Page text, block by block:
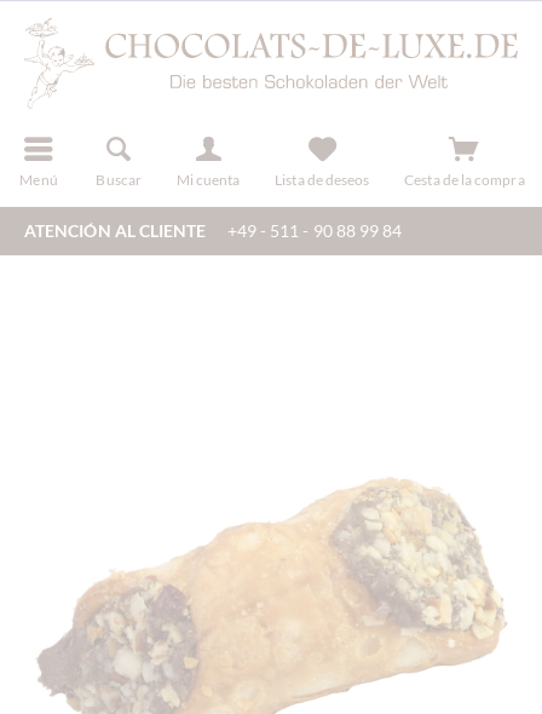
Menú Buscar Mi cuenta
registro Lista de deseos Cesta de la compra
ATENCIÓN AL CLIENTE +49 - 511 - 90 88 99 84